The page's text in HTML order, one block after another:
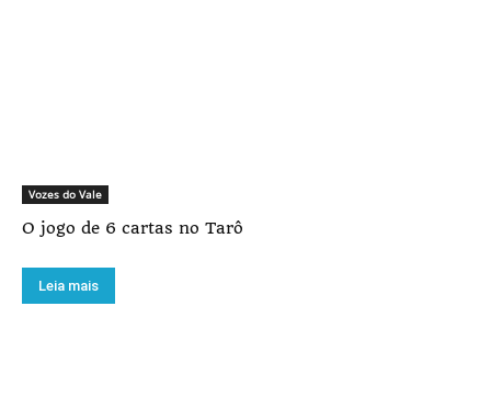
Vozes do Vale
O jogo de 6 cartas no Tarô
Leia mais